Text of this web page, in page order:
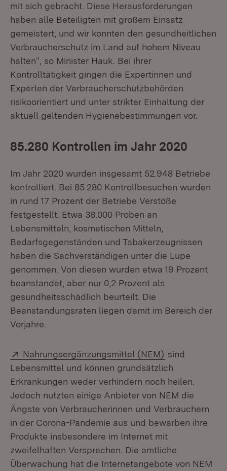
mit sich gebracht. Diese Herausforderungen
haben alle Beteiligten mit großem Einsatz
gemeistert, und wir konnten den gesundheitlichen
Verbraucherschutz im Land auf hohem Niveau
halten“, so Minister Hauk. Bei ihrer
Kontrolltätigkeit gingen die Expertinnen und
Experten der Verbraucherschutzbehörden
risikoorientiert und unter strikter Einhaltung der
aktuell geltenden Hygienebestimmungen vor.
85.280 Kontrollen im Jahr 2020
Im Jahr 2020 wurden insgesamt 52.948 Betriebe
kontrolliert. Bei 85.280 Kontrollbesuchen wurden
in rund 17 Prozent der Betriebe Verstöße
festgestellt. Etwa 38.000 Proben an
Lebensmitteln, kosmetischen Mitteln,
Bedarfsgegenständen und Tabakerzeugnissen
haben die Sachverständigen unter die Lupe
genommen. Von diesen wurden etwa 19 Prozent
beanstandet, aber nur 0,2 Prozent als
gesundheitsschädlich beurteilt. Die
Beanstandungsraten liegen damit im Bereich der
Vorjahre.
Extern:
Nahrungsergänzungsmittel (NEM) (Öffnet in
sind
Lebensmittel und können grundsätzlich
Erkrankungen weder verhindern noch heilen.
Jedoch nutzten einige Anbieter von NEM die
Ängste von Verbraucherinnen und Verbrauchern
in der Corona-Pandemie aus und bewarben ihre
Produkte insbesondere im Internet mit
zweifelhaften Versprechen. Die amtliche
Überwachung hat die Internetangebote von NEM